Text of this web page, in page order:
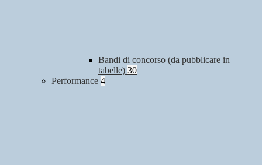
Bandi di concorso (da pubblicare in
tabelle) 30
Performance 4